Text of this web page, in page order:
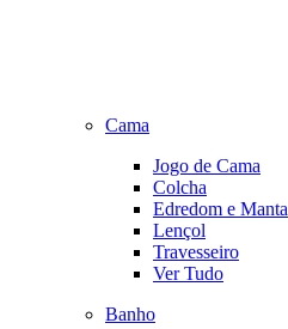
Cama
Jogo de Cama
Colcha
Edredom e Manta
Lençol
Travesseiro
Ver Tudo
Banho